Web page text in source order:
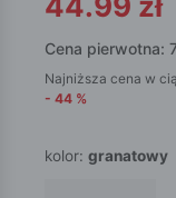
Cena pierwotna:
Najniższa cena w
- 44 %
kolor: granatowy